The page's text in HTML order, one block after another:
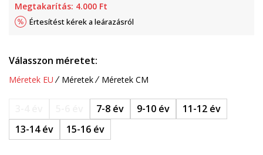
Megtakarítás: 4.000 Ft
Értesítést kérek a leárazásról
Válasszon méretet:
Méretek EU Méretek Méretek CM
7-8 év 9-10 év
11-12 év
13-14 év
15-16 év